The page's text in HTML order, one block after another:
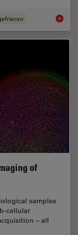
Waffle
of
samples
cellular
– all